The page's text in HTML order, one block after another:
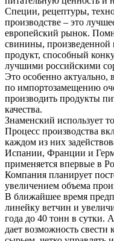
Специи, рецептуры,
производстве – это
европейский рынок.
свинины, произведенной
продукт, способный
лучшими российскими
Это особенно актуально,
по импортозамещению
производить продукты
качества.
Знаменский использует
Процесс производства
каждом из них
Испании, Франции и
применяется впервые в
Компания планирует
увеличением объема
В ближайшее время
линейку ветчин и
года до 40 тонн в сутки.
дает возможность